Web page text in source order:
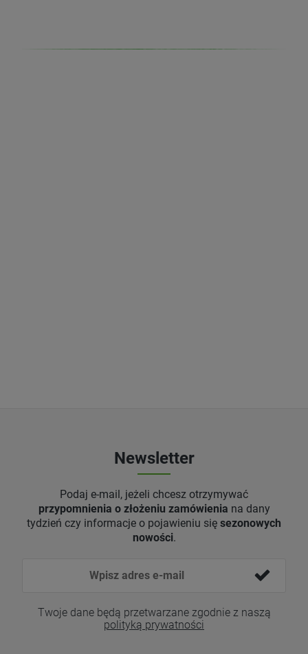
Newsletter
Podaj e-mail, jeżeli chcesz otrzymywać
przypomnienia o złożeniu zamówienia na dany
tydzień czy informacje o pojawieniu się sezonowych
nowości.
Twoje dane będą przetwarzane zgodnie z naszą
polityką prywatności